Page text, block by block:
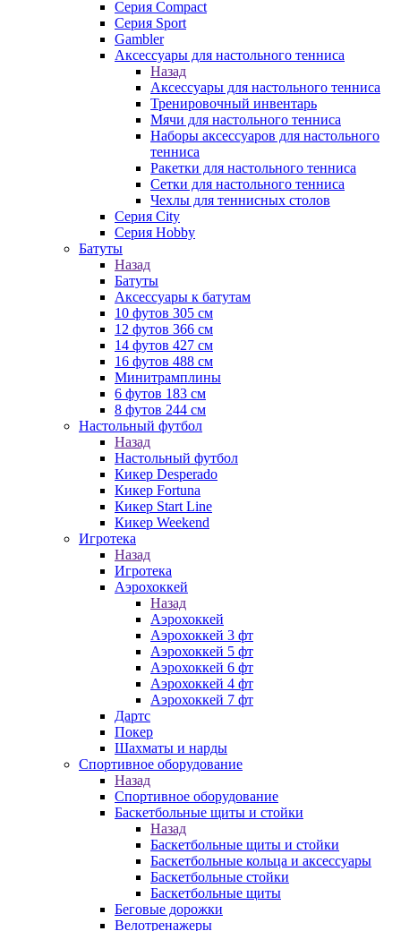
Серия Compact
Серия Sport
Gambler
Аксессуары для настольного тенниса
Назад
Аксессуары для настольного тенниса
Тренировочный инвентарь
Мячи для настольного тенниса
Наборы аксессуаров для настольного
тенниса
Ракетки для настольного тенниса
Сетки для настольного тенниса
Чехлы для теннисных столов
Серия City
Серия Hobby
Батуты
Назад
Батуты
Аксессуары к батутам
10 футов 305 см
12 футов 366 см
14 футов 427 см
16 футов 488 см
Минитрамплины
6 футов 183 см
8 футов 244 см
Настольный футбол
Назад
Настольный футбол
Кикер Desperado
Кикер Fortuna
Кикер Start Line
Кикер Weekend
Игротека
Назад
Игротека
Аэрохоккей
Назад
Аэрохоккей
Аэрохоккей 3 фт
Аэрохоккей 5 фт
Аэрохоккей 6 фт
Аэрохоккей 4 фт
Аэрохоккей 7 фт
Дартс
Покер
Шахматы и нарды
Спортивное оборудование
Назад
Спортивное оборудование
Баскетбольные щиты и стойки
Назад
Баскетбольные щиты и стойки
Баскетбольные кольца и аксессуары
Баскетбольные стойки
Баскетбольные щиты
Беговые дорожки
Велотренажеры